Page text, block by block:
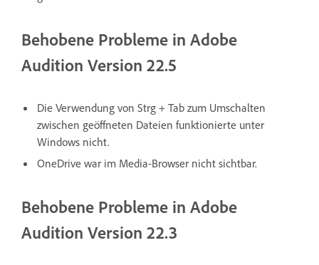
Behobene Probleme in Adobe
Audition Version 22.5
Die Verwendung von Strg + Tab zum Umschalten
zwischen geöffneten Dateien funktionierte unter
Windows nicht.
OneDrive war im Media-Browser nicht sichtbar.
Behobene Probleme in Adobe
Audition Version 22.3